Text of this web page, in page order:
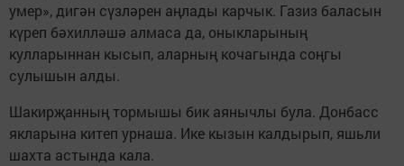
умер», дигән сүзләрен аңлады карчык. Газиз баласын
күреп бәхилләшә алмаса да, оныкларының
кулларыннан кысып, аларның кочагында соңгы
сулышын алды.
Шакирҗанның тормышы бик аянычлы була. Донбасс
якларына китеп урнаша. Ике кызын калдырып, яшьли
шахта астында кала.